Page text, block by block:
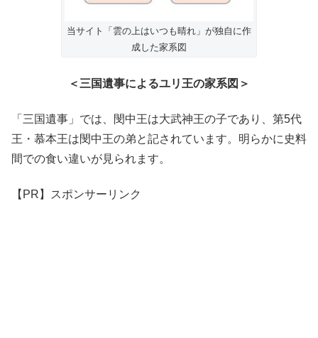
当サイト「雲の上はいつも晴れ」が独自に作
成した家系図
＜三国遺事によるユリ王の家系図＞
「三国遺事」では、閔中王は大武神王の子であり、第5代
王・慕本王は閔中王の弟と記されています。明らかに史料
間での食い違いが見られます。
【PR】スポンサーリンク